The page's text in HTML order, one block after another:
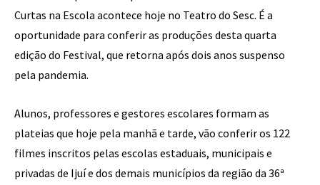
Curtas na Escola acontece hoje no Teatro do Sesc. É a
oportunidade para conferir as produções desta quarta
edição do Festival, que retorna após dois anos suspenso
pela pandemia.
Alunos, professores e gestores escolares formam as
plateias que hoje pela manhã e tarde, vão conferir os 122
filmes inscritos pelas escolas estaduais, municipais e
privadas de Ijuí e dos demais municípios da região da 36ª